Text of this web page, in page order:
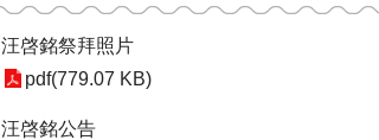
汪啓銘祭拜照片
pdf(779.07 KB)
汪啓銘公告